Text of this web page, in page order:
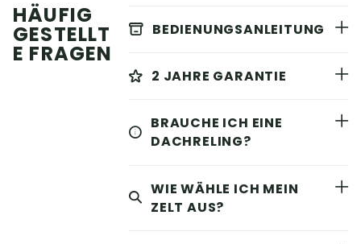
HÄUFIG
GESTELLT
E FRAGEN
BEDIENUNGSANLEITUNG
2 JAHRE GARANTIE
BRAUCHE ICH EINE
DACHRELING?
WIE WÄHLE ICH MEIN
ZELT AUS?